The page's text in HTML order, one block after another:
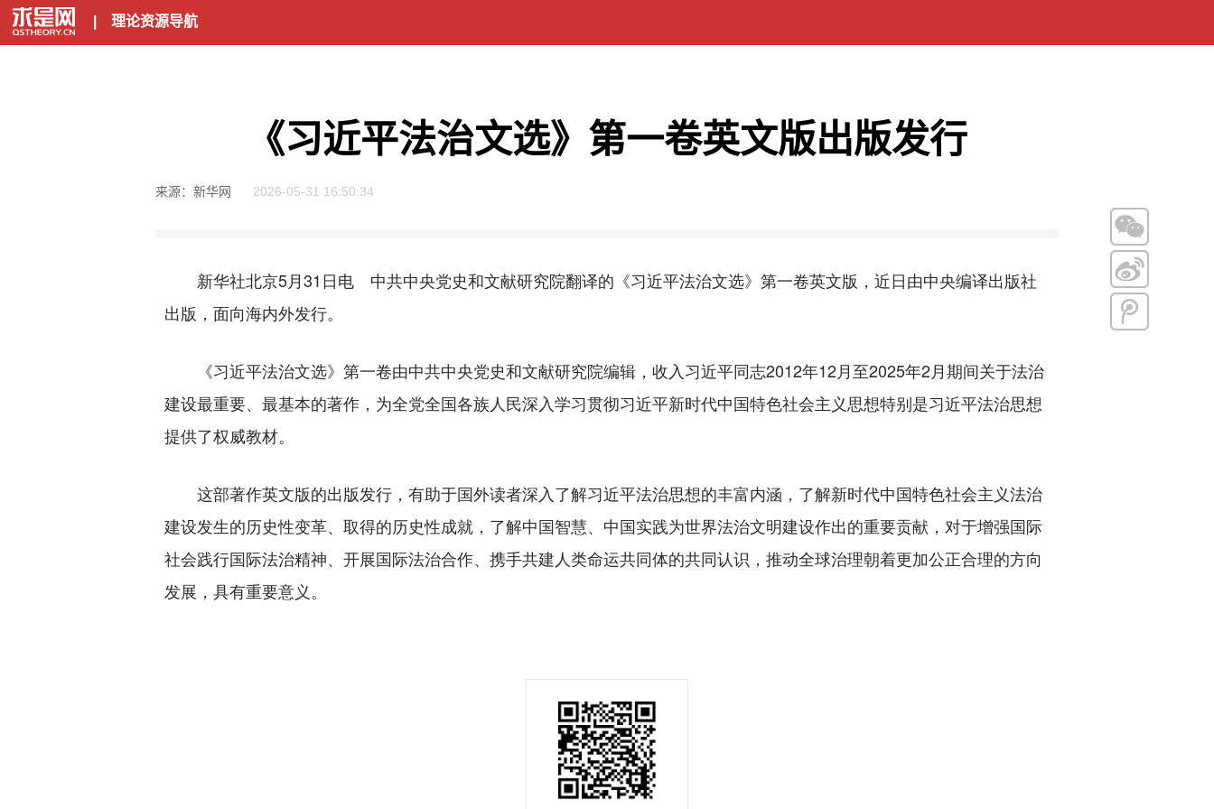
理论资源导航
《习近平法治文选》第一卷英文版出版发行
来源：新华网 2026-05-31 16:50:34
新华社北京5月31日电 中共中央党史和文献研究院翻译的《习近平法治文选》第一卷英文版，近日由中央编译出版社
出版，面向海内外发行。
《习近平法治文选》第一卷由中共中央党史和文献研究院编辑，收入习近平同志2012年12月至2025年2月期间关于法治
建设最重要、最基本的著作，为全党全国各族人民深入学习贯彻习近平新时代中国特色社会主义思想特别是习近平法治思想
提供了权威教材。
这部著作英文版的出版发行，有助于国外读者深入了解习近平法治思想的丰富内涵，了解新时代中国特色社会主义法治
建设发生的历史性变革、取得的历史性成就，了解中国智慧、中国实践为世界法治文明建设作出的重要贡献，对于增强国际
社会践行国际法治精神、开展国际法治合作、携手共建人类命运共同体的共同认识，推动全球治理朝着更加公正合理的方向
发展，具有重要意义。